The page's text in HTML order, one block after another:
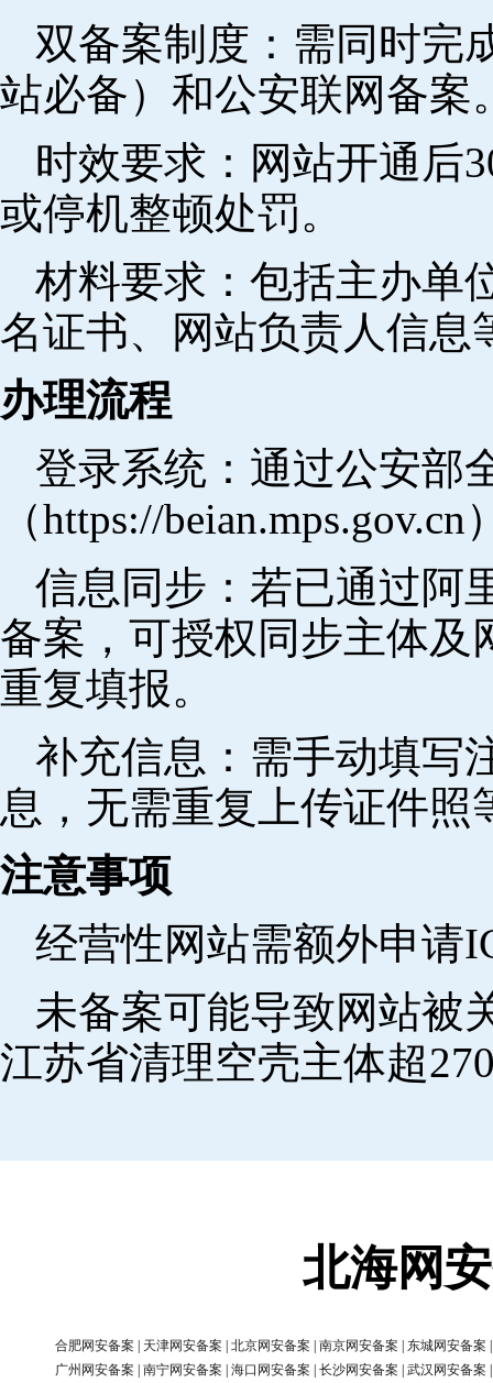
双备案制度：需同时完
站必备）和公安联网备案
时效要求：网站开通后
或停机整顿处罚。
材料要求：包括主办单
名证书、网站负责人信息
办理流程
登录系统：通过公安部
（https://
信息同步：若已通过阿
备案，可授权同步主体及
重复填报。
补充信息：需手动填写
息，无需重复上传证件照
注意事项
经营性网站需额外申请
未备案可能导致网站被
江苏省清理空壳主体超
北海网
合肥网安备案 天津网安备案 北京网安备案 南京网安备案 东城网安备案
广州网安备案
南宁网安备案 海口网安备案 长沙网安备案 武汉网安备案